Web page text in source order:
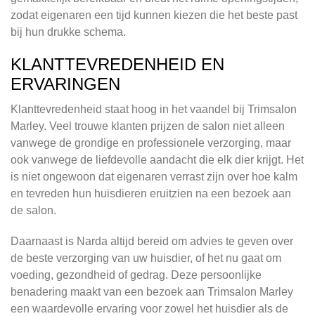
zodat eigenaren een tijd kunnen kiezen die het beste past
bij hun drukke schema.
KLANTTEVREDENHEID EN
ERVARINGEN
Klanttevredenheid staat hoog in het vaandel bij Trimsalon
Marley. Veel trouwe klanten prijzen de salon niet alleen
vanwege de grondige en professionele verzorging, maar
ook vanwege de liefdevolle aandacht die elk dier krijgt. Het
is niet ongewoon dat eigenaren verrast zijn over hoe kalm
en tevreden hun huisdieren eruitzien na een bezoek aan
de salon.
Daarnaast is Narda altijd bereid om advies te geven over
de beste verzorging van uw huisdier, of het nu gaat om
voeding, gezondheid of gedrag. Deze persoonlijke
benadering maakt van een bezoek aan Trimsalon Marley
een waardevolle ervaring voor zowel het huisdier als de